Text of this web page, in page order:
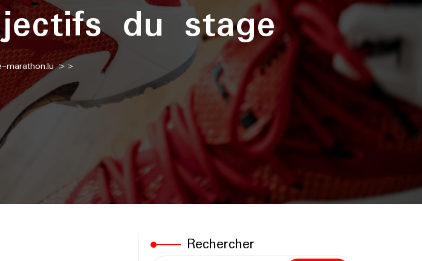
du stage
marathon.lu>>
Rechercher